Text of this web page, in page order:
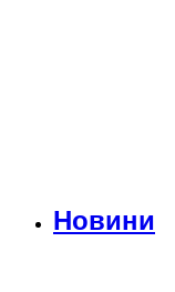
Новини